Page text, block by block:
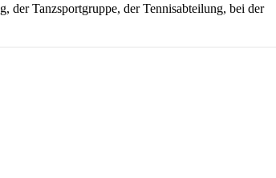
Tanzsportgruppe, der Tennisabteilung, bei der